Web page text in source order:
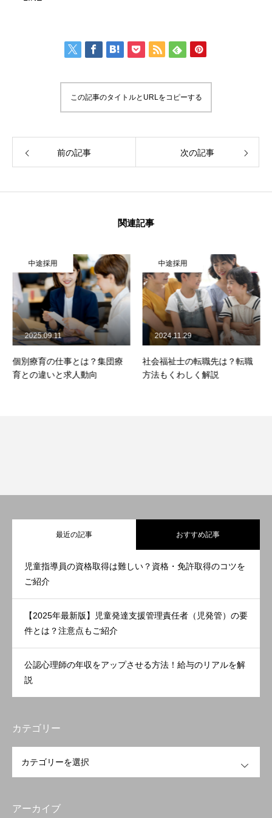
この記事のタイトルとURLをコピーする
前の記事 次の記事
関連記事
中途採用
個別療育の仕事とは？集団療
育との違いと求人動向
2025.09.11
中途採用
社会福祉士の転職先は？転職
方法もくわしく解説
2024.11.29
最近の記事 おすすめ記事
児童指導員の資格取得は難しい？資格・免許取得のコツを
ご紹介
【2025年最新版】児童発達支援管理責任者（児発管）の要
件とは？注意点もご紹介
公認心理師の年収をアップさせる方法！給与のリアルを解
説
カテゴリー
アーカイブ